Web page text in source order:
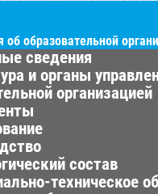
об образовательной
сведения
и органы
организацией
состав
техническое